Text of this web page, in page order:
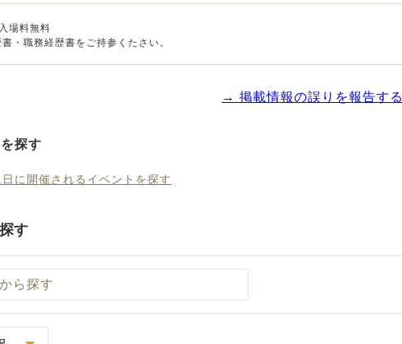
場料無料
・職務経歴書をご持参くたさい。
→ 掲載情報の誤りを報告する
探す
に開催されるイベントを探す
す